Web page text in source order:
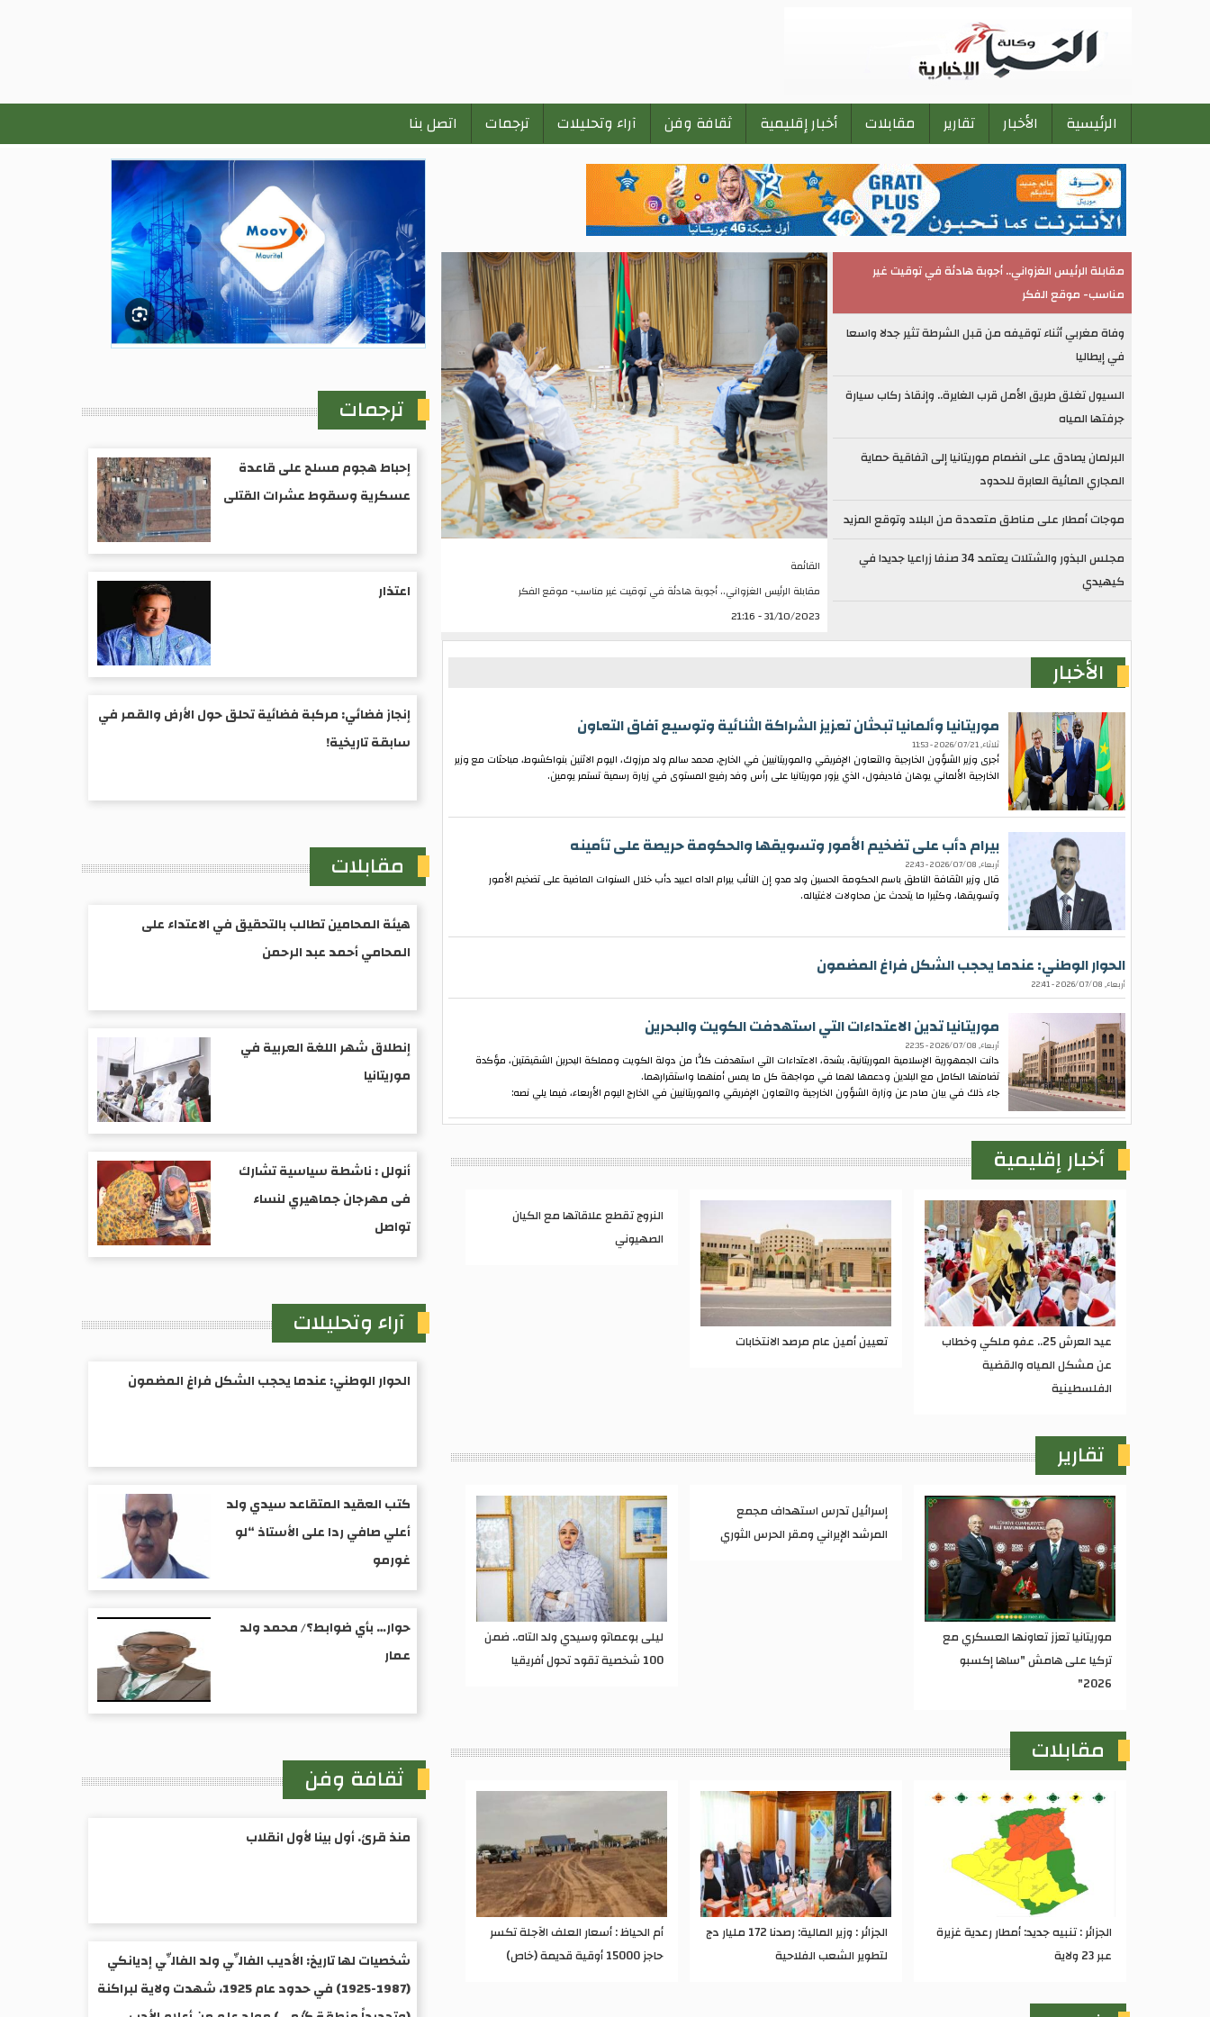
Main
navigation
الرئيسية الأخبار تقارير مقابلات أخبار إقليمية ثقافة وفن آراء وتحليلات ترجمات اتصل بنا
مقابلة الرئيس الغزواني.. أجوبة هادئة في توقيت غير
مناسب- موقع الفكر
وفاة مغربي أثناء توقيفه من قبل الشرطة تثير جدلا واسعا
في إيطاليا
السيول تغلق طريق الأمل قرب الغايرة.. وإنقاذ ركاب سيارة
جرفتها المياه
البرلمان يصادق على انضمام موريتانيا إلى اتفاقية حماية
المجاري المائية العابرة للحدود
موجات أمطار على مناطق متعددة من البلاد وتوقع المزيد
مجلس البذور والشتلات يعتمد 34 صنفا زراعيا جديدا في
كيهيدي
القائمة
مقابلة الرئيس الغزواني.. أجوبة هادئة في توقيت غير مناسب- موقع الفكر
31/10/2023 - 21:16
الأخبار
موريتانيا وألمانيا تبحثان تعزيز الشراكة الثنائية وتوسيع آفاق التعاون
ثلاثاء, 2026/07/21 - 11:53
أجرى وزير الشؤون الخارجية والتعاون الإفريقي والموريتانيين في الخارج، محمد سالم ولد مرزوك، اليوم الاثنين بنواكشوط، مباحثات مع وزير
الخارجية الألماني يوهان فاديفول، الذي يزور موريتانيا على رأس وفد رفيع المستوى في زيارة رسمية تستمر يومين.
بيرام دأب على تضخيم الأمور وتسويقها والحكومة حريصة على تأمينه
أربعاء, 2026/07/08 - 22:43
قال وزير الثقافة الناطق باسم الحكومة الحسين ولد مدو إن النائب بيرام الداه اعبيد دأب خلال السنوات الماضية على تضخيم الأمور
وتسويقها، وكثيرا ما يتحدث عن محاولات لاغتياله.
الحوار الوطني: عندما يحجب الشكل فراغ المضمون
أربعاء, 2026/07/08 - 22:41
موريتانيا تدين الاعتداءات التي استهدفت الكويت والبحرين
أربعاء, 2026/07/08 - 22:35
دانت الجمهورية الإسلامية الموريتانية، بشدة، الاعتداءات التي استهدفت كلًّا من دولة الكويت ومملكة البحرين الشقيقتين، مؤكدة
تضامنها الكامل مع البلدين ودعمها لهما في مواجهة كل ما يمس أمنهما واستقرارهما.
جاء ذلك في بيان صادر عن وزارة الشؤون الخارجية والتعاون الإفريقي والموريتانيين في الخارج اليوم الأربعاء، فيما يلي نصه:
أخبار إقليمية
عيد العرش 25.. عفو ملكي وخطاب
عن مشكل المياه والقضية
الفلسطينية
تعيين أمين عام مرصد الانتخابات
النروج تقطع علاقاتها مع الكيان
الصهيوني
تقارير
موريتانيا تعزز تعاونها العسكري مع
تركيا على هامش "ساها إكسبو
2026"
إسرائيل تدرس استهداف مجمع
المرشد الإيراني ومقر الحرس الثوري
ليلى بوعماتو وسيدي ولد التاه.. ضمن
100 شخصية تقود تحول أفريقيا
مقابلات
الجزائر : تنبيه جديد: أمطار رعدية غزيرة
عبر 23 ولاية
الجزائر : وزير المالية: رصدنا 172 مليار دج
لتطوير الشعب الفلاحية
أم الحياظ : أسعار العلف الآجلة تكسر
حاجز 15000 أوقية قديمة (خاص)
ترجمات
إحباط هجوم مسلح على قاعدة
عسكرية وسقوط عشرات القتلى
اعتذار
إنجاز فضائي: مركبة فضائية تحلق حول الأرض والقمر في
سابقة تاريخية!
مقابلات
هيئة المحامين تطالب بالتحقيق في الاعتداء على
المحامي أحمد عبد الرحمن
إنطلاق شهر اللغة العربية في
موريتانيا
أنولل : ناشطة سياسية تشارك
فى مهرجان جماهيري لنساء
تواصل
آراء وتحليلات
الحوار الوطني: عندما يحجب الشكل فراغ المضمون
كتب العقيد المتقاعد سيدي ولد
أعلي صافي ردا على الأستاذ “لو
غورمو
حوار… بأي ضوابط؟/ محمد ولد
عمار
ثقافة وفن
منذ قرئ. أول بينا لأول انقلاب
شخصيات لها تاريخ: الأديب الفالِّي ولد الفالِّي إديانكي
(1987-1925) ​في حدود عام 1925، شهدت ولاية لبراكنة